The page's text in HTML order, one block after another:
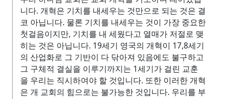
니다. 개혁은 기치를 내세우는 것만으로 되는 것은 결
코 아닙니다. 물론 기치를 내세우는 것이 가장 중요한
첫걸음이지만, 기치를 내 세웠다고 열매가 저절로 맺
히는 것은 아닙니다. 19세기 영국의 개혁이 17,8세기
의 산업화로 그 기반이 다 닦아져 있음에도 불구하고
그 구체적 결실을 이루기까지는 1세기가 걸린 교훈
을 우리는 직시하여야 할 것입니다. 또한 이러한 개혁
은 개 교회의 힘으로는 불가능한 것입니다. 우리를 부